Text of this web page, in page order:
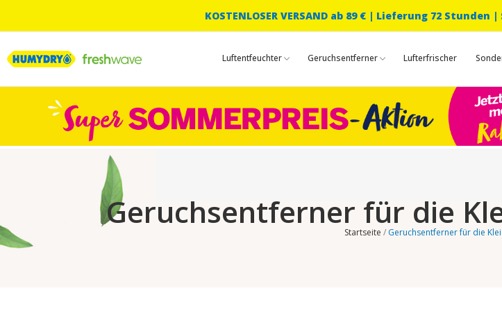
KOSTENLOSER VERSAND ab 89 € | Lieferung 72 Stunden |
Luftentfeuchter Geruchsentferner Lufterfrischer
Geruchsentferner für die
Startseite Geruchsentferner für die